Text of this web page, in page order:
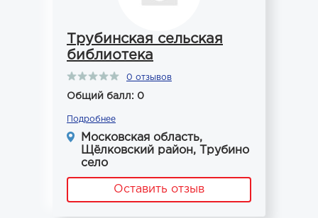
Трубинская сельская
библиотека
0 отзывов
Общий балл: 0
Подробнее
Московская область,
Щёлковский район, Трубино
село
Оставить отзыв